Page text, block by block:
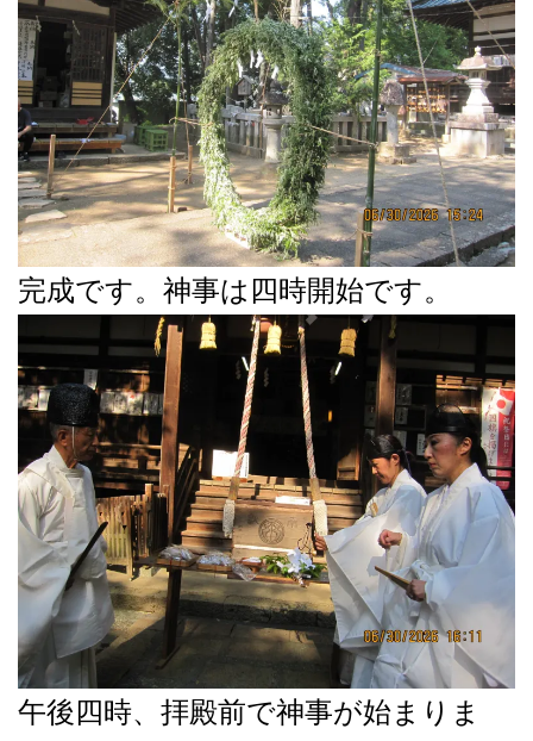
完成です。神事は四時開始です。
午後四時、拝殿前で神事が始まりま